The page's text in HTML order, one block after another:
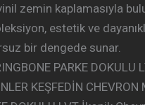
zemin kaplamasıyla
estetik ve
bir dengede sunar.
PARKE DOKULU
KEŞFEDİN CHEVRON